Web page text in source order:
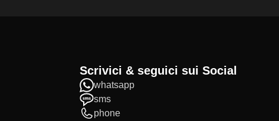
Scrivici & seguici sui Social
whatsapp
sms
phone